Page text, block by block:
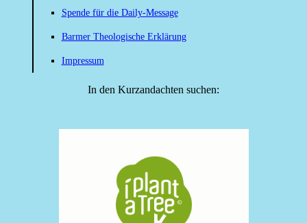
Spende für die Daily-Message
Barmer Theologische Erklärung
Impressum
In den Kurzandachten suchen: